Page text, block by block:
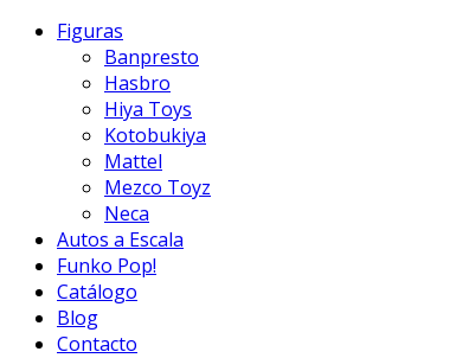
Figuras
Banpresto
Hasbro
Hiya Toys
Kotobukiya
Mattel
Mezco Toyz
Neca
Autos a Escala
Funko Pop!
Catálogo
Blog
Contacto